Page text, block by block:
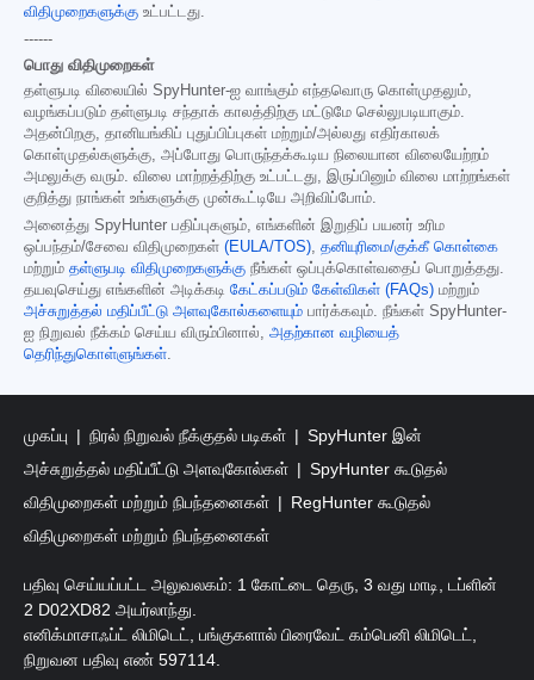
விதிமுறைகளுக்கு உட்பட்டது.
------
பொது விதிமுறைகள்
தள்ளுபடி விலையில் SpyHunter-ஐ வாங்கும் எந்தவொரு கொள்முதலும்,
வழங்கப்படும் தள்ளுபடி சந்தாக் காலத்திற்கு மட்டுமே செல்லுபடியாகும்.
அதன்பிறகு, தானியங்கிப் புதுப்பிப்புகள் மற்றும்/அல்லது எதிர்காலக்
கொள்முதல்களுக்கு, அப்போது பொருந்தக்கூடிய நிலையான விலையேற்றம்
அமலுக்கு வரும். விலை மாற்றத்திற்கு உட்பட்டது, இருப்பினும் விலை மாற்றங்கள்
குறித்து நாங்கள் உங்களுக்கு முன்கூட்டியே அறிவிப்போம்.
அனைத்து SpyHunter பதிப்புகளும், எங்களின் இறுதிப் பயனர் உரிம
ஒப்பந்தம்/சேவை விதிமுறைகள் (EULA/TOS), தனியுரிமை/குக்கீ கொள்கை
மற்றும் தள்ளுபடி விதிமுறைகளுக்கு நீங்கள் ஒப்புக்கொள்வதைப் பொறுத்தது.
தயவுசெய்து எங்களின் அடிக்கடி கேட்கப்படும் கேள்விகள் (FAQs) மற்றும்
அச்சுறுத்தல் மதிப்பீட்டு அளவுகோல்களையும் பார்க்கவும். நீங்கள் SpyHunter-
ஐ நிறுவல் நீக்கம் செய்ய விரும்பினால், அதற்கான வழியைத்
தெரிந்துகொள்ளுங்கள்.
முகப்பு நிரல் நிறுவல் நீக்குதல் படிகள்
SpyHunter இன்
அச்சுறுத்தல் மதிப்பீட்டு அளவுகோல்கள்
SpyHunter கூடுதல்
விதிமுறைகள் மற்றும் நிபந்தனைகள்
RegHunter கூடுதல்
விதிமுறைகள் மற்றும் நிபந்தனைகள்
பதிவு செய்யப்பட்ட அலுவலகம்: 1 கோட்டை தெரு, 3 வது மாடி, டப்ளின்
2 D02XD82 அயர்லாந்து.
எனிக்மாசாஃப்ட் லிமிடெட், பங்குகளால் பிரைவேட் கம்பெனி லிமிடெட்,
நிறுவன பதிவு எண் 597114.